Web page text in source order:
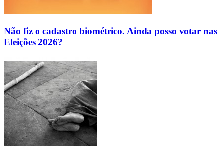
Não fiz o cadastro biométrico. Ainda posso votar nas
Eleições 2026?